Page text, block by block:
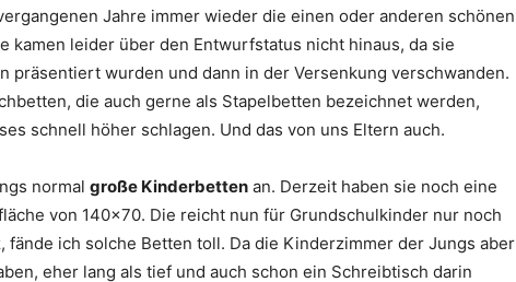
Jahre immer wieder die einen oder anderen schönen
kamen leider über den Entwurfstatus nicht hinaus, da sie
präsentiert wurden und dann in der Versenkung verschwanden.
die auch gerne als Stapelbetten bezeichnet werden,
schnell höher schlagen. Und das von uns Eltern auch.
normal große Kinderbetten an. Derzeit haben sie noch eine
von 140×70. Die reicht nun für Grundschulkinder nur noch
fände ich solche Betten toll. Da die Kinderzimmer der Jungs aber
eher lang als tief und auch schon ein Schreibtisch darin